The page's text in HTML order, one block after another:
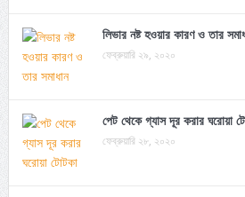
লিভার নষ্ট হওয়ার কারণ ও তার
ফেব্রুয়ারি ২৯, ২০২০
পেট থেকে গ্যাস দূর করার ঘরোয়া
ফেব্রুয়ারি ২৮, ২০২০